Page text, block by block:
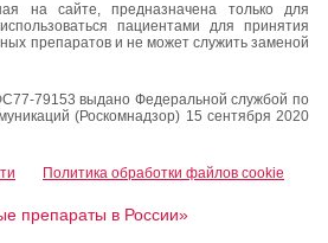
на сайте, предназначена только для
пациентами для принятия
препаратов и не может служить заменой
79153 выдано Федеральной службой по
(Роскомнадзор) 15 сентября 2020
Политика обработки файлов cookie
препараты в России»